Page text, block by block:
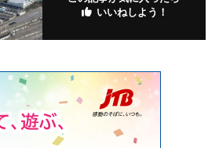
いいねしよう！